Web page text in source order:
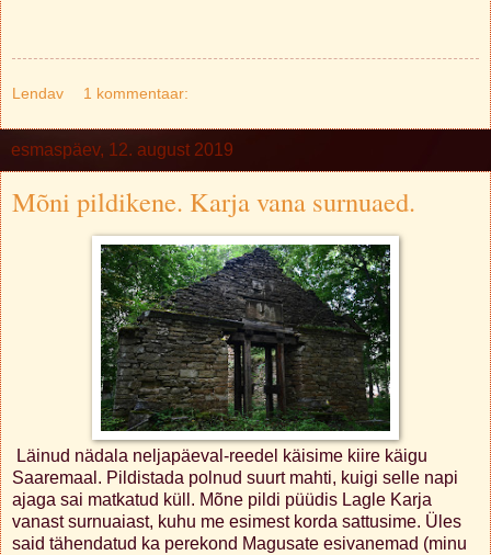
Lendav 1 kommentaar:
esmaspäev, 12. august 2019
Mõni pildikene. Karja vana surnuaed.
Läinud nädala neljapäeval-reedel käisime kiire käigu
Saaremaal. Pildistada polnud suurt mahti, kuigi selle napi
ajaga sai matkatud küll. Mõne pildi püüdis Lagle Karja
vanast surnuaiast, kuhu me esimest korda sattusime. Üles
said tähendatud ka perekond Magusate esivanemad (minu